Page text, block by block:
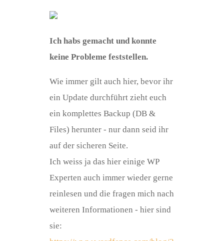
Ich habs gemacht und konnte
keine Probleme feststellen.
Wie immer gilt auch hier, bevor ihr
ein Update durchführt zieht euch
ein komplettes Backup (DB &
Files) herunter - nur dann seid ihr
auf der sicheren Seite.
Ich weiss ja das hier einige WP
Experten auch immer wieder gerne
reinlesen und die fragen mich nach
weiteren Informationen - hier sind
sie: